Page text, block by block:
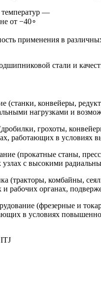
—
от −40∘
применения в
стали и
(станки, конвейеры,
нагрузками и
грохоты,
работающих в условиях
(прокатные станы,
с высокими
(тракторы, комбайны,
и рабочих органах,
(фрезерные и
в условиях